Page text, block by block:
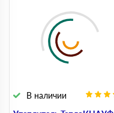
В наличии